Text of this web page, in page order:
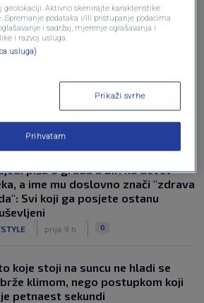
Oglas
pišu o gradu u BiH na devet
a ime mu doslovno znači "zdrava
Svi koji ga posjete ostanu
prije 9 h 0
koje stoji na suncu ne hladi se
klimom, nego postupkom koji
petnaest sekundi
geolokaciji. Aktivno skenirajte karakteristike
Spremanje podataka i/ili pristupanje podacima
i sadržaj, mjerenje oglašavanja i
i razvoj usluga.
usluga)
Prikaži svrhe
Prihvatam